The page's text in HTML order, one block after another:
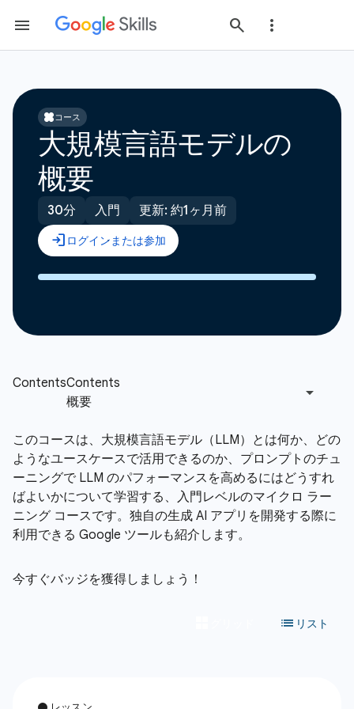
コース
大規模言語モデルの
概要
30分 入門 更新: 約1ヶ月前
このコースは、大規模言語モデル（LLM）とは何か、どの
ようなユースケースで活用できるのか、プロンプトのチュ
ーニングで LLM のパフォーマンスを高めるにはどうすれ
ばよいかについて学習する、入門レベルのマイクロ ラー
ニング コースです。独自の生成 AI アプリを開発する際に
利用できる Google ツールも紹介します。
今すぐバッジを獲得しましょう！